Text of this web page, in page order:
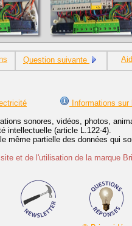
Question suivante
Informations
sonores, vidéos, photos,
intellectuelle (article L.122-4).
même partielle des données qui
et de l'utilisation de la marque